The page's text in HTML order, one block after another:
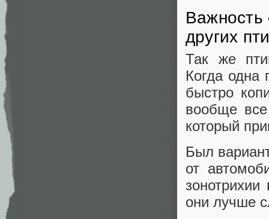
Важность
других
Так же
Когда одна
быстро
вообще
который
Был
от
они лучше